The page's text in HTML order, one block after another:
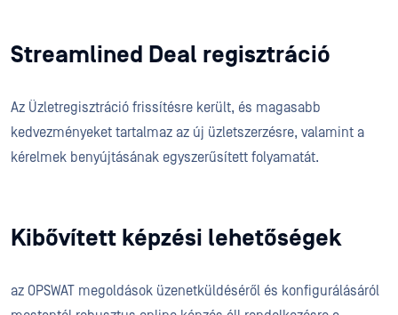
Streamlined Deal regisztráció
Az Üzletregisztráció frissítésre került, és magasabb
kedvezményeket tartalmaz az új üzletszerzésre, valamint a
kérelmek benyújtásának egyszerűsített folyamatát.
Kibővített képzési lehetőségek
az OPSWAT megoldások üzenetküldéséről és konfigurálásáról